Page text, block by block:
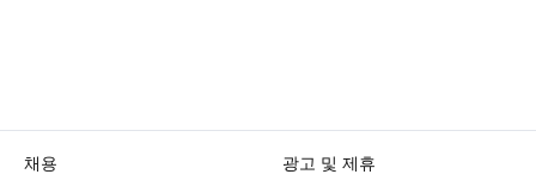
채용 광고 및 제휴